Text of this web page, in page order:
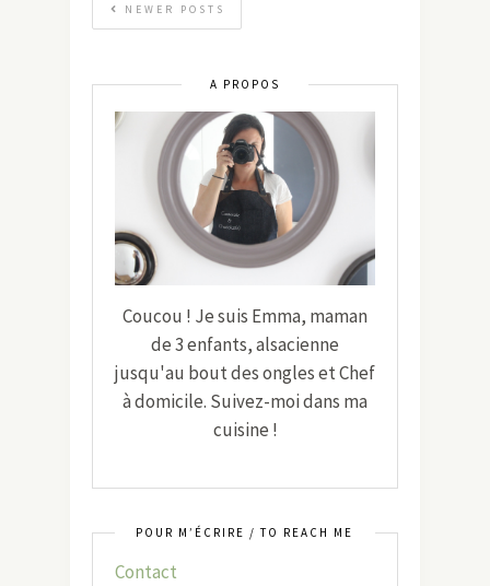
NEWER POSTS
A PROPOS
Coucou ! Je suis Emma, maman
de 3 enfants, alsacienne
jusqu'au bout des ongles et Chef
à domicile. Suivez-moi dans ma
cuisine !
POUR M’ÉCRIRE / TO REACH ME
Contact